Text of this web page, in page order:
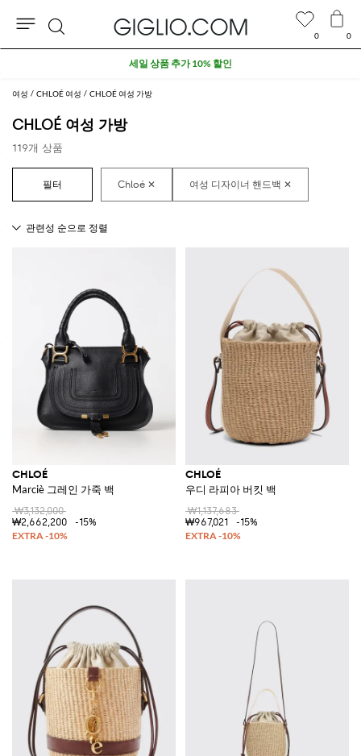
여성 CHLOÉ 여성 CHLOÉ 여성 가방
CHLOÉ 여성 가방
119개 상품
CHLOÉ
Marciè 그레인 가죽 백
₩3,132,000
₩2,662,200
-15%
CHLOÉ
우디 라피아 버킷 백
₩1,137,683
₩967,021
-15%
0 0
검
세일 상품 추가 10% 할인